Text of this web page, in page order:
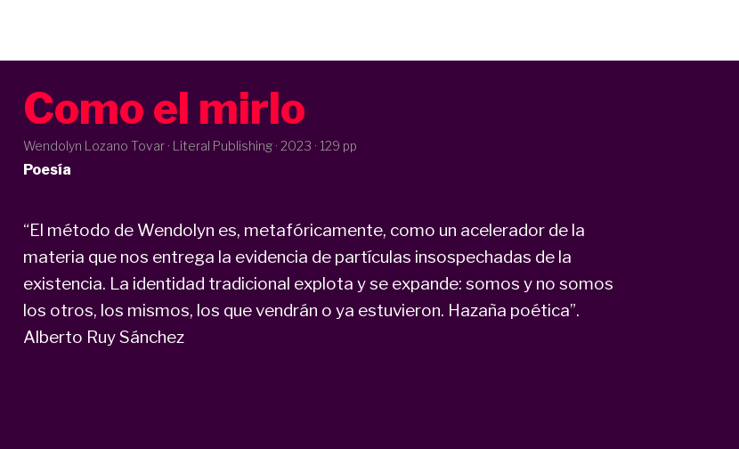
Como el mirlo
Wendolyn Lozano Tovar · Literal Publishing · 2023 · 129 pp
Poesía
“El método de Wendolyn es, metafóricamente, como un acelerador de la
materia que nos entrega la evidencia de partículas insospechadas de la
existencia. La identidad tradicional explota y se expande: somos y no somos
los otros, los mismos, los que vendrán o ya estuvieron. Hazaña poética”.
Alberto Ruy Sánchez